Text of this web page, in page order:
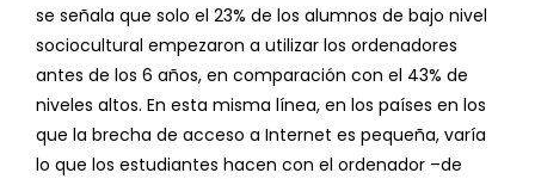
se señala que solo el 23% de los alumnos de bajo nivel
sociocultural empezaron a utilizar los ordenadores
antes de los 6 años, en comparación con el 43% de
niveles altos. En esta misma línea, en los países en los
que la brecha de acceso a Internet es pequeña, varía
lo que los estudiantes hacen con el ordenador –de